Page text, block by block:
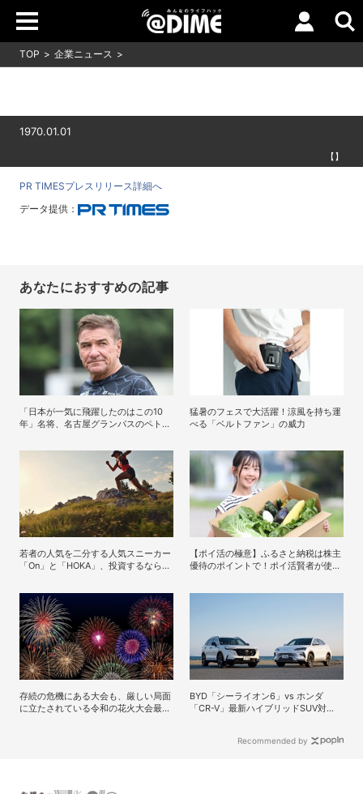
TOP 企業ニュース
1970.01.01
【】
PR TIMESプレスリリース詳細へ
データ提供：
あなたにおすすめの記事
「日本が一気に飛躍したのはこの10
年」名将、名古屋グランパスのペトロ
猛暑のフェスで大活躍！涼風を持ち運
べる「ベルトファン」の威力
若者の人気を二分する人気スニーカー
「On」と「HOKA」、投資するならど
【ポイ活の極意】ふるさと納税は株主
優待のポイントで！ポイ活賢者が使え
存続の危機にある大会も、厳しい局面
に立たされている令和の花火大会最新
BYD「シーライオン6」vs ホンダ
「CR-V」最新ハイブリッドSUV対
Recommended by